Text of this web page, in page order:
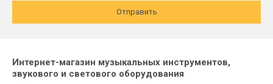
Отправить
Интернет-магазин музыкальных инструментов,
звукового и светового оборудования